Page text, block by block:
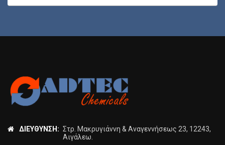
ΔΙΕΎΘΥΝΣΗ: Στρ. Μακρυγιάννη & Αναγεννήσεως 23, 12243,
Αιγάλεω.